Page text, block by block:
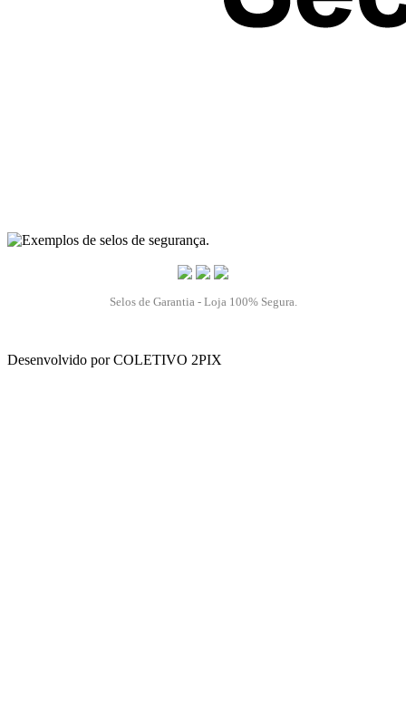
Selos de Garantia - Loja 100% Segura.
Desenvolvido por COLETIVO 2PIX